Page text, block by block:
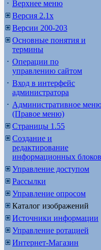
Верхнее меню
Версия 2.1х
Версии 200-203
Основные понятия и
термины
Операции по
управлению сайтом
Вход в интерфейс
администратора
Административное
(Правое меню)
Страницы 1.55
Создание и
редактирование
информационных блоков
Управление доступом
Рассылки
Управление опросом
Каталог изображений
Источники информации
Управление ротацией
Интернет-Магазин